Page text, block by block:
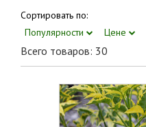
Сортировать по:
Популярности
Цене
Всего товаров: 30